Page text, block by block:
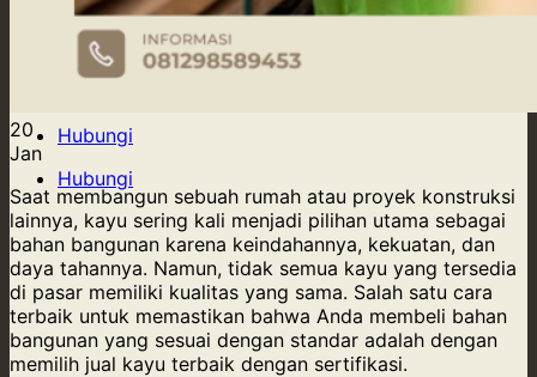
Kontak Kami
Hubungi
Hubungi
20
Jan
Saat membangun sebuah rumah atau proyek konstruksi
lainnya, kayu sering kali menjadi pilihan utama sebagai
bahan bangunan karena keindahannya, kekuatan, dan
daya tahannya. Namun, tidak semua kayu yang tersedia
di pasar memiliki kualitas yang sama. Salah satu cara
terbaik untuk memastikan bahwa Anda membeli bahan
bangunan yang sesuai dengan standar adalah dengan
memilih jual kayu terbaik dengan sertifikasi.